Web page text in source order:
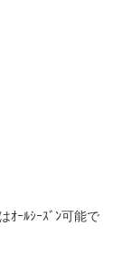
ｵｰﾙｼｰｽﾞﾝ可能で